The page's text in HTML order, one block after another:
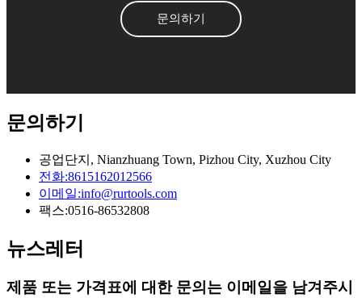
문의하기
문의하기
공업단지, Nianzhuang Town, Pizhou City, Xuzhou City
전화:8615162012566
이메일:info@rurtools.com
팩스:0516-86532808
뉴스레터
제품 또는 가격표에 대한 문의는 이메일을 남겨주시